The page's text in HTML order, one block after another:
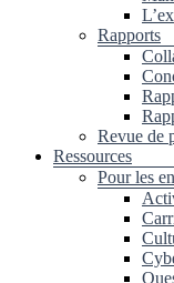
Rapports
Revue de
Ressources
Pour les